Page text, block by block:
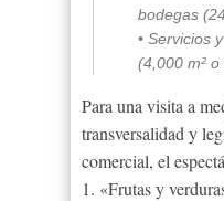
bodegas
• Servicios
(4,000 m² o
Para una visita a
transversalidad y
comercial, el
1. «Frutas y